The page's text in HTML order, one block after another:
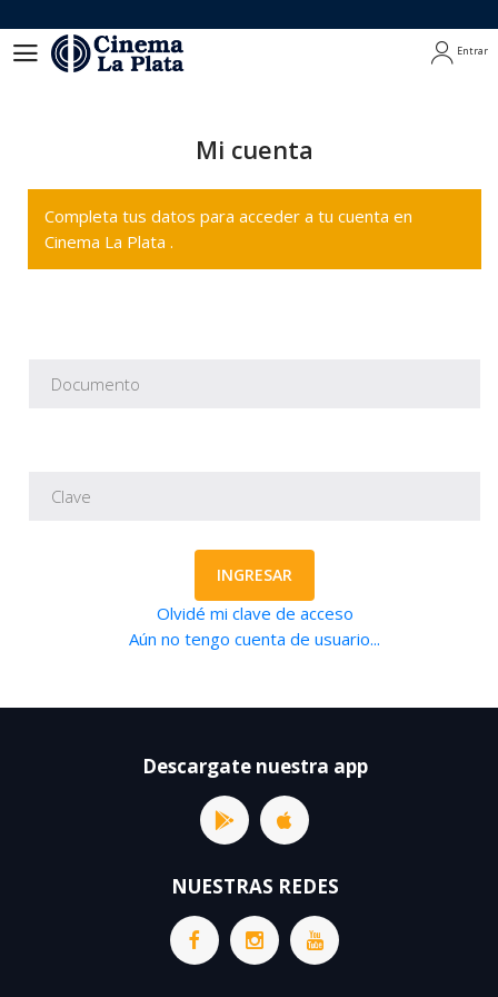
Entrar
Mi cuenta
Completa tus datos para acceder a tu cuenta en
Cinema La Plata .
INGRESAR
Olvidé mi clave de acceso
Aún no tengo cuenta de usuario...
Descargate nuestra app
NUESTRAS REDES